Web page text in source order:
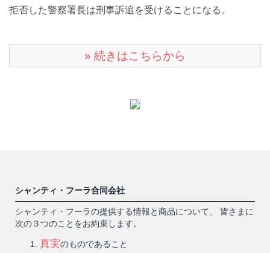
拒否した警察署長は刑事訴追を受けることになる。
» 続きはこちらから
シャンティ・フーラ合同会社
シャンティ・フーラの提供する情報と商品について、 皆さまに
次の３つのことをお約束します。
真実のものであること